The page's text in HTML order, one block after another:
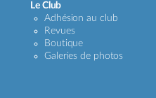
Le Club
Adhésion au club
Revues
Boutique
Galeries de photos